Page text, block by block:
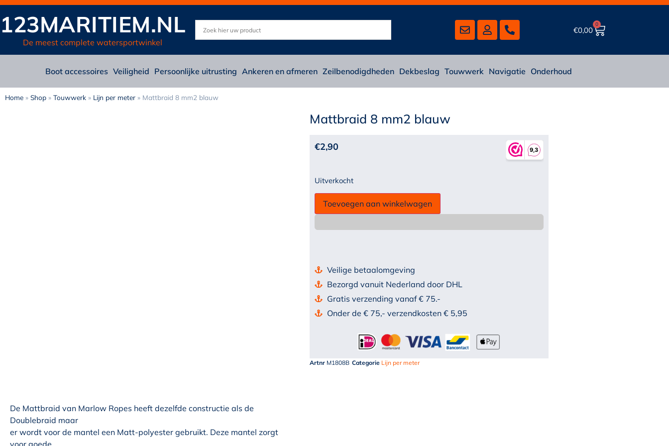
123MARITIEM.NL
De meest complete watersportwinkel
€0,00
0
Boot accessoires Veiligheid Persoonlijke uitrusting Ankeren en afmeren Zeilbenodigdheden Dekbeslag Touwwerk Navigatie Onderhoud
Home » Shop » Touwwerk » Lijn per meter » Mattbraid 8 mm2 blauw
De Mattbraid van Marlow Ropes heeft dezelfde constructie als de
Doublebraid maar
er wordt voor de mantel een Matt-polyester gebruikt. Deze mantel zorgt
voor goede
Mattbraid 8 mm2 blauw
€2,90
Uitverkocht
Toevoegen aan winkelwagen
Veilige betaalomgeving
Bezorgd vanuit Nederland door DHL
Gratis verzending vanaf € 75.-
Onder de € 75,- verzendkosten € 5,95
Artnr M1808B Categorie Lijn per meter